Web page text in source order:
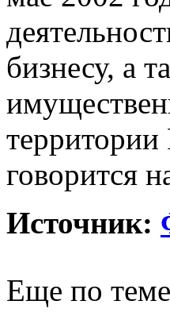
бизнесу, а
говорится
Источник:
Еще по